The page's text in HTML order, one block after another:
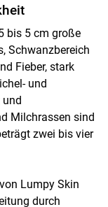
bis 5 cm große
Schwanzbereich
Fieber, stark
und
Milchrassen sind
zwei bis vier
Lumpy Skin
durch